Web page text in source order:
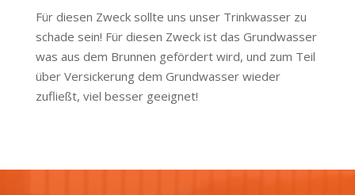
Für diesen Zweck sollte uns unser Trinkwasser zu
schade sein! Für diesen Zweck ist das Grundwasser
was aus dem Brunnen gefördert wird, und zum Teil
über Versickerung dem Grundwasser wieder
zufließt, viel besser geeignet!